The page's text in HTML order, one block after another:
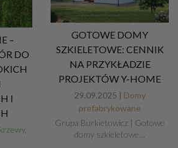
–
DO
I
GOTOWE DOMY
SZKIELETOWE: CENNIK
NA PRZYKŁADZIE
PROJEKTÓW Y-HOME
29.09.2025 | Domy
prefabrykowane
Grupa Burkietowicz | Gotowe
domy szkieletowe…